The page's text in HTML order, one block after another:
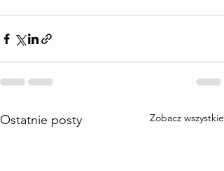
Ostatnie posty Zobacz wszystkie